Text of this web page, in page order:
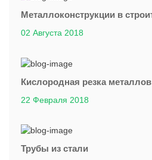
Металлоконструкции в
02 Августа 2018
Кислородная резка металлов
22 Февраля 2018
Трубы из стали